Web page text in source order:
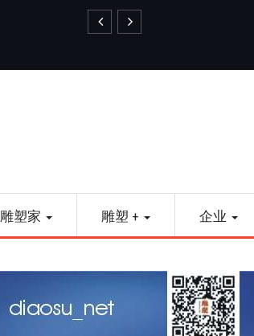
艺品金属雕塑
雕塑家 雕塑 + 企业